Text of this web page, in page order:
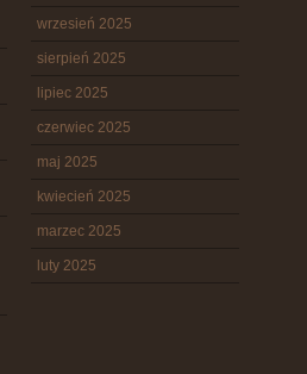
wrzesień 2025
sierpień 2025
lipiec 2025
czerwiec 2025
maj 2025
kwiecień 2025
marzec 2025
luty 2025